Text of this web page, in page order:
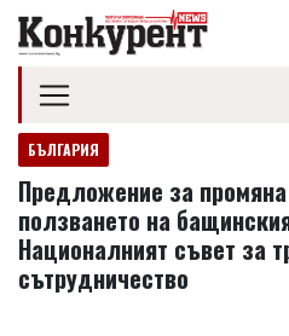
БЪЛГАРИЯ
Предложение за
ползването на
Националният съвет за
сътрудничество